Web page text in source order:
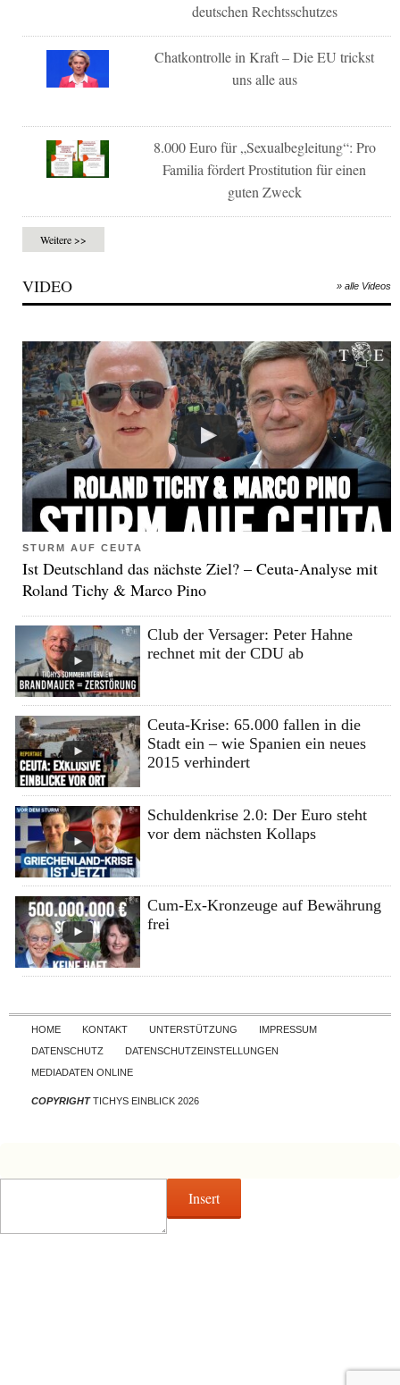
deutschen Rechtsschutzes
Chatkontrolle in Kraft – Die EU trickst
uns alle aus
8.000 Euro für „Sexualbegleitung“: Pro
Familia fördert Prostitution für einen
guten Zweck
Weitere >>
VIDEO » alle Videos
STURM AUF CEUTA
Ist Deutschland das nächste Ziel? – Ceuta-Analyse mit
Roland Tichy & Marco Pino
Club der Versager: Peter Hahne
rechnet mit der CDU ab
Ceuta-Krise: 65.000 fallen in die
Stadt ein – wie Spanien ein neues
2015 verhindert
Schuldenkrise 2.0: Der Euro steht
vor dem nächsten Kollaps
Cum-Ex-Kronzeuge auf Bewährung
frei
Skip to content
HOME KONTAKT UNTERSTÜTZUNG
IMPRESSUM
DATENSCHUTZ
DATENSCHUTZEINSTELLUNGEN
MEDIADATEN ONLINE
COPYRIGHTTICHYS EINBLICK 2026
Insert